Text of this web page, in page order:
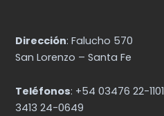
Dirección: Falucho 570
San Lorenzo – Santa Fe
Teléfonos: +54 03476 22-1101
3413 24-0649